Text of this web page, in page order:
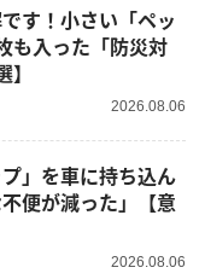
す！小さい「ペッ
も入った「防災対
2026.08.06
」を車に持ち込ん
便が減った」【意
2026.08.06